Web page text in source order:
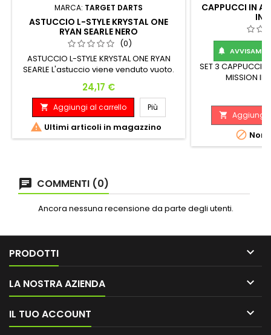
MARCA: TARGET DARTS
ASTUCCIO L-STYLE KRYSTAL ONE
RYAN SEARLE NERO
(0)
ASTUCCIO L-STYLE KRYSTAL ONE RYAN
SEARLE L'astuccio viene venduto vuoto.
Prezzo
24,17 €
 Aggiungi al carrello Più
 Ultimi articoli in magazzino
CAPPUCCI IN
IN
 AVVISAMI
SET 3 CAPPUCCI
MISSION IN
 Aggiungi
 Non
COMMENTI (0)
Ancora nessuna recensione da parte degli utenti.
PRODOTTI 
LA NOSTRA AZIENDA 
IL TUO ACCOUNT 